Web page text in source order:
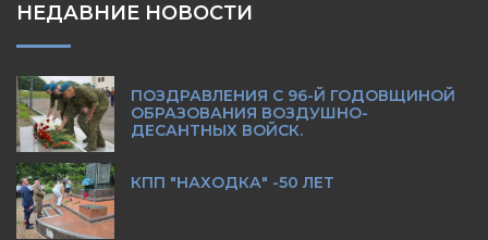
НЕДАВНИЕ НОВОСТИ
ПОЗДРАВЛЕНИЯ С 96-Й ГОДОВЩИНОЙ
ОБРАЗОВАНИЯ ВОЗДУШНО-
ДЕСАНТНЫХ ВОЙСК.
КПП "НАХОДКА" -50 ЛЕТ